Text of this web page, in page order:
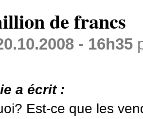
de francs
- 16h35
a écrit :
Est-ce que les